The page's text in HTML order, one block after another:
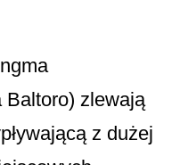
Baltoro) zlewają
z dużej